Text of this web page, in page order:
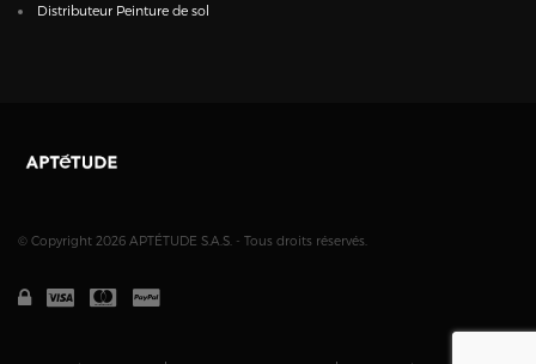
Distributeur Peinture de sol
© Copyright 2026 APTÉTUDE S.A.S. - Tous droits réservés.